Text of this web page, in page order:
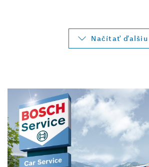
Načítať ďalšiu